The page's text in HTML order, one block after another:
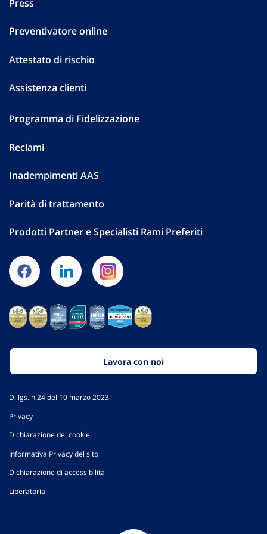
Press
Preventivatore online
Attestato di rischio
Assistenza clienti
Programma di Fidelizzazione
Reclami
Inadempimenti AAS
Parità di trattamento
Prodotti Partner e Specialisti Rami Preferiti
Lavora con noi
D. lgs. n.24 del 10 marzo 2023
Privacy
Dichiarazione dei cookie
Informativa Privacy del sito
Dichiarazione di accessibilità
Liberatoria